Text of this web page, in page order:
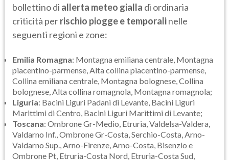
bollettino di allerta meteo gialla di ordinaria
criticità perrischio piogge e temporalinelle
seguenti regioni e zone:
Emilia Romagna: Montagna emiliana centrale, Montagna
piacentino-parmense, Alta collina piacentino-parmense,
Collina emiliana centrale, Montagna bolognese, Collina
bolognese, Alta collina romagnola, Montagna romagnola;
Liguria: Bacini Liguri Padani di Levante, Bacini Liguri
Marittimi di Centro, Bacini Liguri Marittimi di Levante;
Toscana: Ombrone Gr-Medio, Etruria, Valdelsa-Valdera,
Valdarno Inf., Ombrone Gr-Costa, Serchio-Costa, Arno-
Valdarno Sup., Arno-Firenze, Arno-Costa, Bisenzio e
Ombrone Pt, Etruria-Costa Nord, Etruria-Costa Sud,